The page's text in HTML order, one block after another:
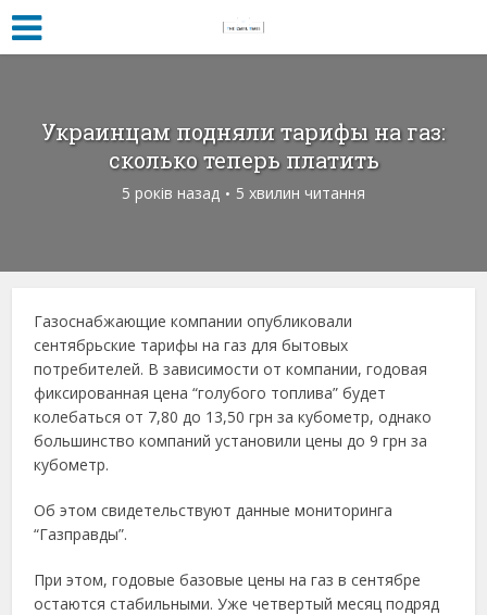
Украинцам подняли тарифы на газ:
сколько теперь платить
5 років назад 5 хвилин читання
Газоснабжающие компании опубликовали
сентябрьские тарифы на газ для бытовых
потребителей. В зависимости от компании, годовая
фиксированная цена “голубого топлива” будет
колебаться от 7,80 до 13,50 грн за кубометр, однако
большинство компаний установили цены до 9 грн за
кубометр.
Об этом свидетельствуют данные мониторинга
“Газправды”.
При этом, годовые базовые цены на газ в сентябре
остаются стабильными. Уже четвертый месяц подряд